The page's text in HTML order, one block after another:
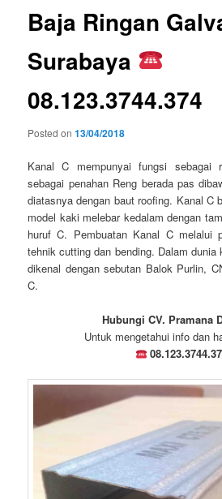
Baja Ringan
Surabaya
08.123.3744.374
Posted on13/04/2018
Kanal C mempunyai fungsi sebagai
sebagai penahan Reng berada pas
diatasnya dengan baut roofing. Kanal C
model kaki melebar kedalam dengan
huruf C. Pembuatan Kanal C melalui
tehnik cutting dan bending. Dalam
dikenal dengan sebutan Balok Purlin,
C.
Hubungi CV. Pramana
Untuk mengetahui info dan